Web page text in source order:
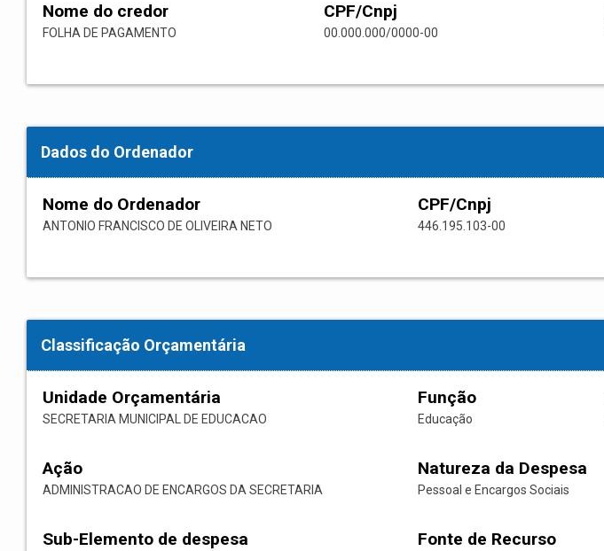
Nome do credor
FOLHA DE PAGAMENTO
CPF/Cnpj
00.000.000/0000-00
Dados do Ordenador
Nome do Ordenador
ANTONIO FRANCISCO DE OLIVEIRA NETO
CPF/Cnpj
446.195.103-00
Classificação Orçamentária
Unidade Orçamentária
SECRETARIA MUNICIPAL DE EDUCACAO
Função
Educação
Ação
ADMINISTRACAO DE ENCARGOS DA SECRETARIA
Natureza da Despesa
Pessoal e Encargos Sociais
Sub-Elemento de despesa Fonte de Recurso